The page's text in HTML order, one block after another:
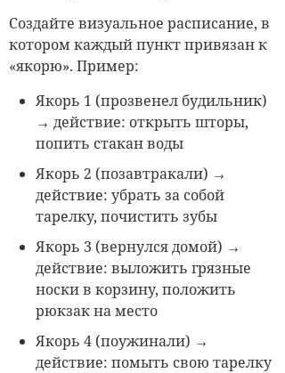
Создайте визуальное расписание, в
котором каждый пункт привязан к
«якорю». Пример:
Якорь 1 (прозвенел будильник)
→ действие: открыть шторы,
попить стакан воды
Якорь 2 (позавтракали) →
действие: убрать за собой
тарелку, почистить зубы
Якорь 3 (вернулся домой) →
действие: выложить грязные
носки в корзину, положить
рюкзак на место
Якорь 4 (поужинали) →
действие: помыть свою тарелку